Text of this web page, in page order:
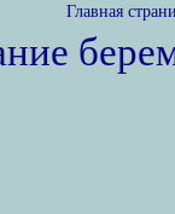
Главная